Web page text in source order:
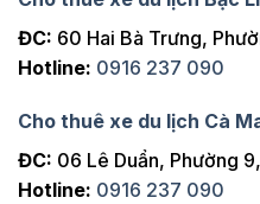
ĐC: 60 Hai Bà Trưng,
Hotline: 0916 237 090
Cho thuê xe du lịch Cà
ĐC: 06 Lê Duẩn, Phường
Hotline: 0916 237 090